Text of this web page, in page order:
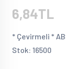
6,84TL
* Çevirmeli *
Stok: 16500